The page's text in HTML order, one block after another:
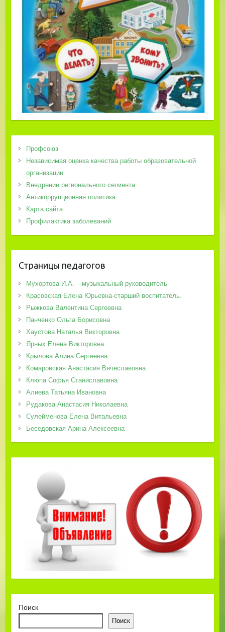
Профсоюз
Независимая оценка качества работы образовательной
организации
Внедрение регионального сегмента
Антикоррупционная политика
Карта сайта
Профилактика заболеваний
Страницы педагогов
Мухортова И.А. – музыкальный руководитель
Красовская Елена Юрьевна-старший воспитатель.
Рыжкова Валентина Сергеевна
Панченко Ольга Борисовна
Хаустова Наталья Викторовна
Ярных Елена Викторовна
Крылова Алина Сергеевна
Комаровская Анастасия Вячеславовна
Клюпа Софья Станиславовна
Алиева Татьяна Ивановна
Рудакова Анастасия Николаевна
Сулейменова Елена Витальевна
Беседовская Арина Алексеевна
Поиск
Поиск